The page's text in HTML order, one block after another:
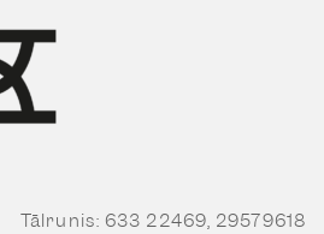
Tālrunis: 633 22469, 29579618